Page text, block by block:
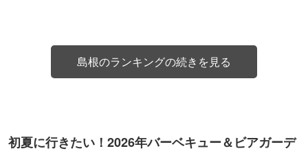
島根のランキングの続きを見る
初夏に行きたい！2026年バーベキュー＆ビアガーデ